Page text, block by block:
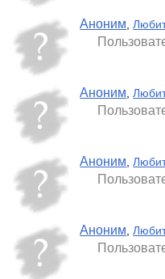
Аноним,
Аноним,
Аноним,
Аноним,